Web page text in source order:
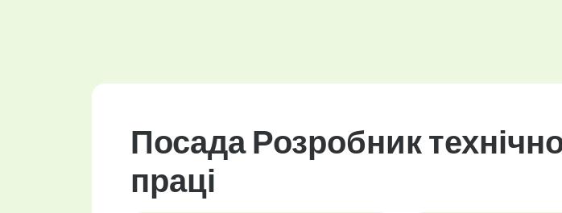
Посада Розробник
праці